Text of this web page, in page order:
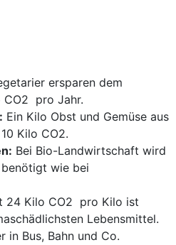
ersparen dem
pro Jahr.
Ein Kilo Obst und Gemüse aus
Kilo CO2.
Bei Bio-Landwirtschaft wird
wie bei
24 Kilo CO2 pro Kilo ist
Lebensmittel.
in Bus, Bahn und Co.